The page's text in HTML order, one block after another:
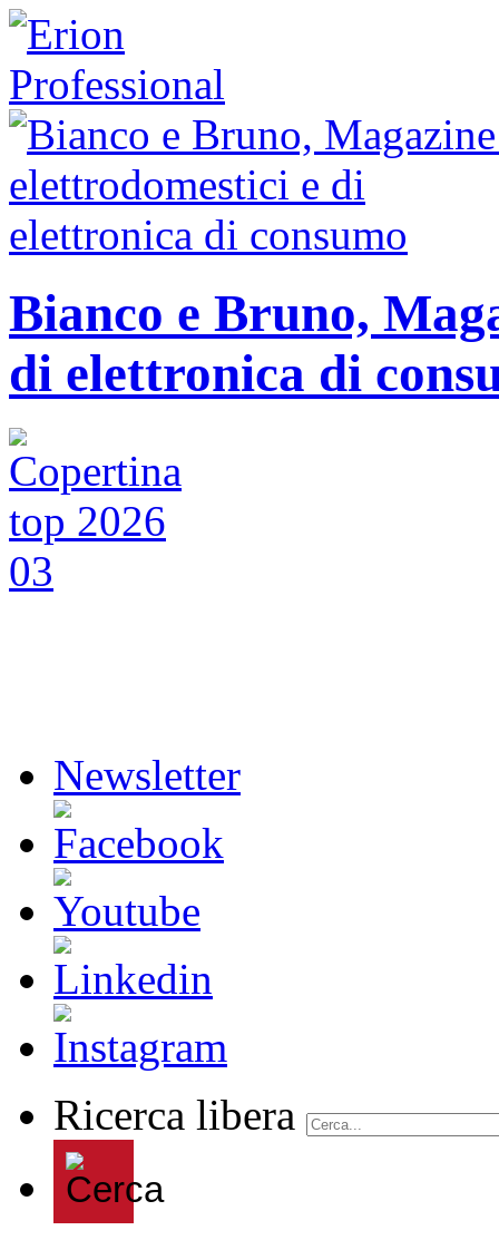
Bianco e Bruno,
di elettronica di
Newsletter
Ricerca libera